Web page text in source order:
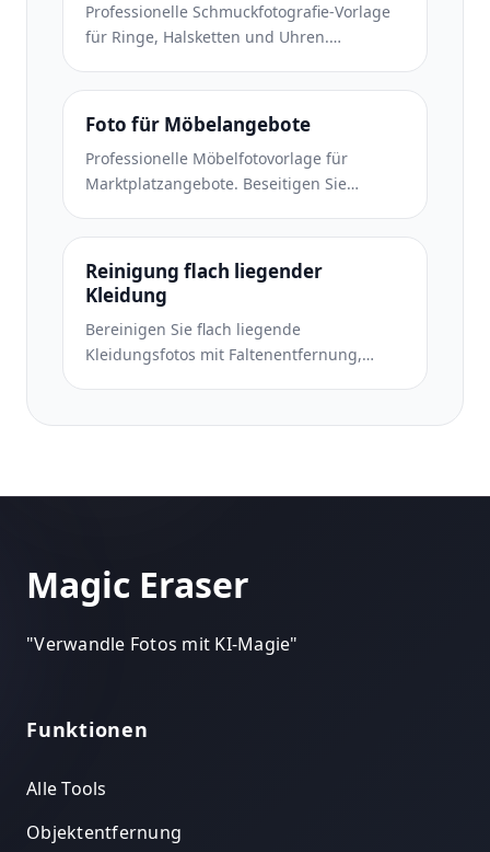
Professionelle Schmuckfotografie-Vorlage
für Ringe, Halsketten und Uhren.
Glitzern von Edelsteinen und liefert
marktreife Bilder auf sauberen
Hintergründen.
Foto für Möbelangebote
Professionelle Möbelfotovorlage für
Marktplatzangebote. Beseitigen Sie
Dimensionen und präsentieren Sie Stücke
auf sauberen Hintergründen oder in
stilvollen Raumkontexten.
Reinigung flach liegender
Kleidung
Bereinigen Sie flach liegende
Kleidungsfotos mit Faltenentfernung,
Bereit für Shopify, Amazon und Boutiquen.
Magic Eraser
"Verwandle Fotos mit KI-Magie"
Funktionen
Alle Tools
Objektentfernung